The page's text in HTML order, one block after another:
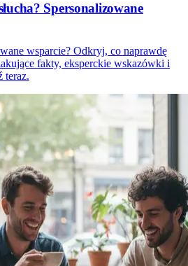
Spersonalizowane
wsparcie? Odkryj, co naprawdę
fakty, eksperckie wskazówki i
teraz.